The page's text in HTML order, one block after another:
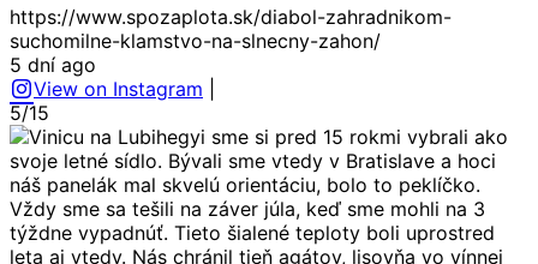
https://www.spozaplota.sk/diabol-zahradnikom-
suchomilne-klamstvo-na-slnecny-zahon/
5 dní ago
View on Instagram
5/15